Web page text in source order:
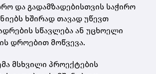
და გადამზადებისთვის საჭირო
ხშირად თავად უწევთ
სწავლება ან უცხოელი
დროებით მოწვევა.
მსხვილი პროექტების